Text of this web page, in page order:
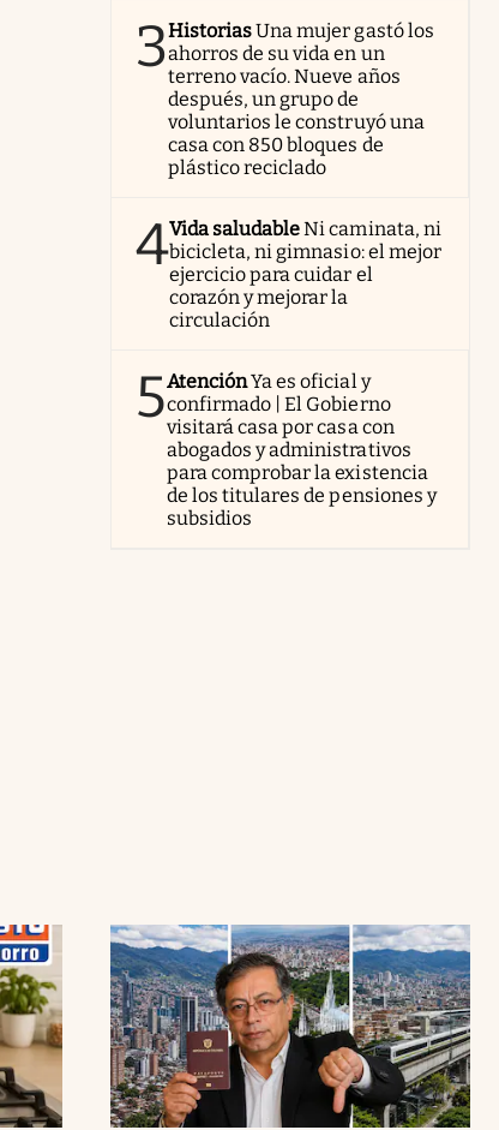
3HistoriasUna mujer gastó los
ahorros de su vida en un
terreno vacío. Nueve años
después, un grupo de
voluntarios le construyó una
casa con 850 bloques de
plástico reciclado
4Vida saludableNi caminata, ni
bicicleta, ni gimnasio: el mejor
ejercicio para cuidar el
corazón y mejorar la
circulación
5AtenciónYa es oficial y
confirmado | El Gobierno
visitará casa por casa con
abogados y administrativos
para comprobar la existencia
de los titulares de pensiones y
subsidios